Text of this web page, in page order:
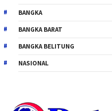
BANGKA
BANGKA BARAT
BANGKA BELITUNG
NASIONAL